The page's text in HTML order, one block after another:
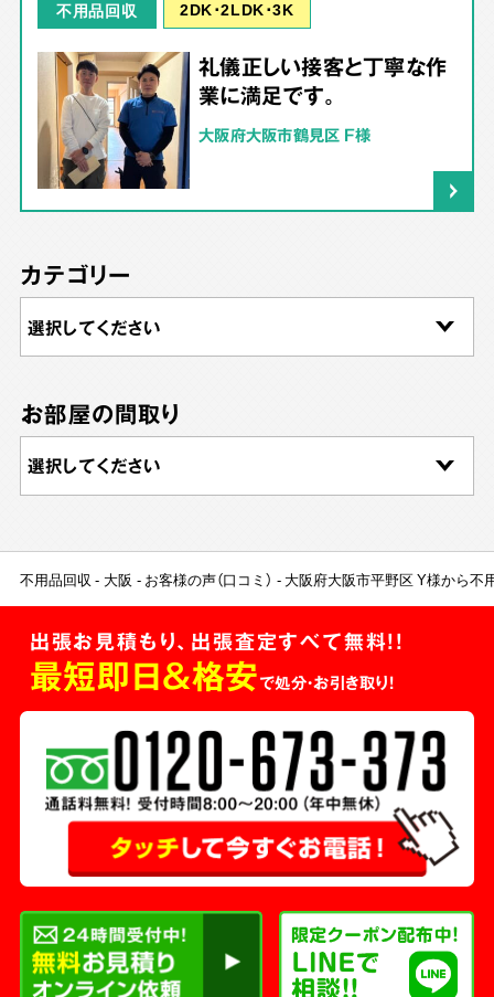
不用品回収 2DK･2LDK･3K
礼儀正しい接客と丁寧な作
業に満足です。
大阪府大阪市鶴見区 F様
カテゴリー
お部屋の間取り
不用品回収 大阪 お客様の声（口コミ） 大阪府大阪市平野区 Y様から不
出張お見積もり、出張査定すべて無料!!
最短即日＆格安で処分・お引き取り！